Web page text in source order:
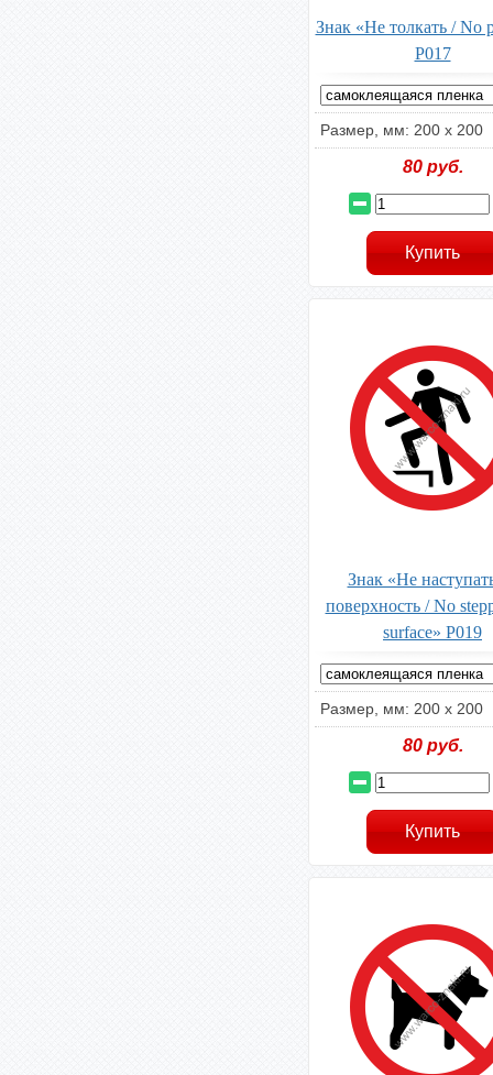
Знак «Не толкать / No
P017
Размер, мм: 200 х 200
80руб.
Знак «Не
поверхность / No
surface» P019
Размер, мм: 200 х 200
80руб.